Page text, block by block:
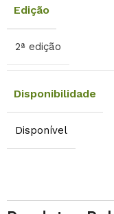
Edição
2ª edição
Disponibilidade
Disponível